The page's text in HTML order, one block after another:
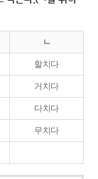
ㄴ
할치다
거치다
다치다
무치다